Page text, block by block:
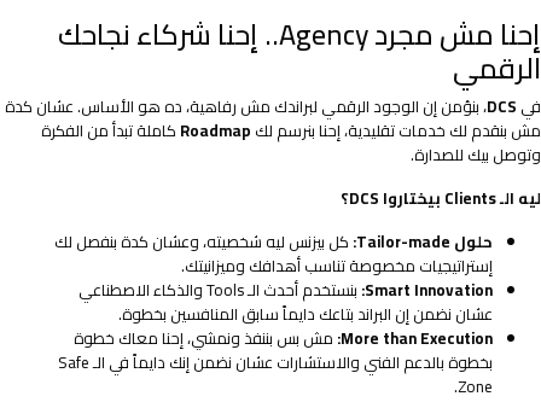
إحنا مش مجرد Agency.. إحنا شركاء نجاحك
الرقمي
في DCS، بنؤمن إن الوجود الرقمي لبراندك مش رفاهية، ده هو الأساس. عشان كدة
مش بنقدم لك خدمات تقليدية، إحنا بنرسم لك Roadmap كاملة تبدأ من الفكرة
وتوصل بيك للصدارة.
ليه الـ Clients بيختاروا DCS؟
حلول Tailor-made:
كل بيزنس ليه شخصيته، وعشان كدة بنفصل لك
إستراتيجيات مخصوصة تناسب أهدافك وميزانيتك.
Smart Innovation:
بنستخدم أحدث الـ Tools والذكاء الاصطناعي
عشان نضمن إن البراند بتاعك دايماً سابق المنافسين بخطوة.
More than Execution: مش بس بننفذ ونمشي، إحنا معاك خطوة
بخطوة بالدعم الفني والاستشارات عشان نضمن إنك دايماً في الـ Safe
Zone.